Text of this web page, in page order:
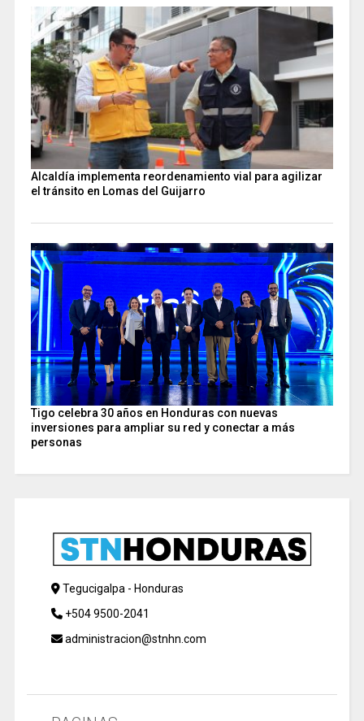
Alcaldía implementa reordenamiento vial para agilizar
el tránsito en Lomas del Guijarro
Tigo celebra 30 años en Honduras con nuevas
inversiones para ampliar su red y conectar a más
personas
Tegucigalpa - Honduras
+504 9500-2041
administracion@stnhn.com